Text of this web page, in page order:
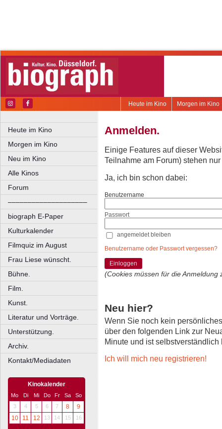
Morgen im Kino
Heute im Kino
Heute im Kino
Morgen im Kino
Neu im Kino
Alle Kinos
Forum
––––––––––––––––––––
biograph E-Paper
Kulturkalender
Filmquiz im August
Frau Liese wünscht.
Bühne.
Film.
Kunst.
Literatur und Vorträge.
Unterstützung.
Archiv.
Kontakt/Mediadaten
Kinokalender
Mo Di Mi Do Fr Sa
So
3
4 5 6 7 8
9
10
11 12 13 14 15 16
Anmelden.
Einige Features auf dieser
Teilnahme am Forum) stehen
Ja, ich bin schon dabei:
Benutzername
Passwort
angemeldet bleiben
Benutzername oder Passwort vergessen?
Einloggen
(Cookies müssen für die Anmeldung
Neu hier?
Wenn Sie noch kein
über den folgenden Link zur
Minute und ist selbstverständlich
Ich will mich neu registrieren!